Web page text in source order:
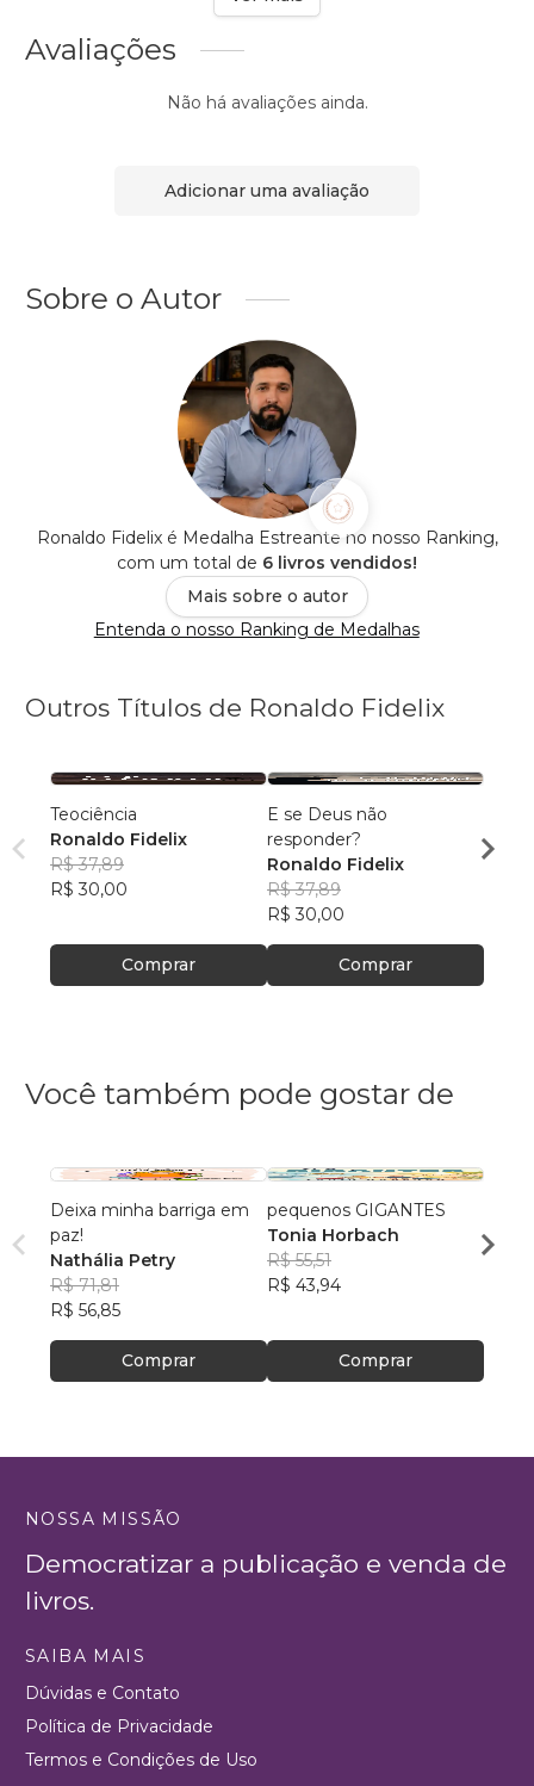
Avaliações
Não há avaliações ainda.
Adicionar uma avaliação
Sobre o Autor
Ronaldo Fidelix é Medalha Estreante no nosso Ranking,
com um total de 6 livros vendidos!
Mais sobre o autor
Entenda o nosso Ranking de Medalhas
Outros Títulos de Ronaldo Fidelix
Teociência
Ronaldo Fidelix
R$ 37,89
R$ 30,00
Comprar
E se Deus não
responder?
Ronaldo Fidelix
R$ 37,89
R$ 30,00
Comprar
R$
Você também pode gostar de
Deixa minha barriga em
paz!
Nathália Petry
R$ 71,81
R$ 56,85
Comprar
pequenos GIGANTES
Tonia Horbach
R$ 55,51
R$ 43,94
Comprar
R$
NOSSA MISSÃO
Democratizar a publicação e venda de
livros.
SAIBA MAIS
Dúvidas e Contato
Política de Privacidade
Termos e Condições de Uso